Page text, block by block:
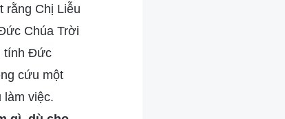
rằng Chị Liễu
Chúa Trời
tính Đức
cứu một
làm việc.